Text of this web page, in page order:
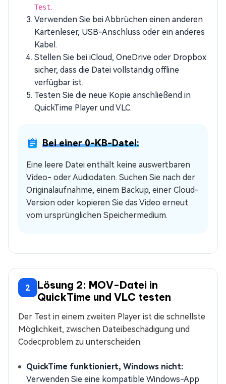
Test.
Verwenden Sie bei Abbrüchen einen anderen
Kartenleser, USB-Anschluss oder ein anderes
Kabel.
Stellen Sie bei iCloud, OneDrive oder Dropbox
sicher, dass die Datei vollständig offline
verfügbar ist.
Testen Sie die neue Kopie anschließend in
QuickTime Player und VLC.
Bei einer 0-KB-Datei:
Eine leere Datei enthält keine auswertbaren
Video- oder Audiodaten. Suchen Sie nach der
Originalaufnahme, einem Backup, einer Cloud-
Version oder kopieren Sie das Video erneut
vom ursprünglichen Speichermedium.
2
Lösung 2: MOV-Datei in
QuickTime und VLC testen
Der Test in einem zweiten Player ist die schnellste
Möglichkeit, zwischen Dateibeschädigung und
Codecproblem zu unterscheiden.
QuickTime funktioniert, Windows nicht:
Verwenden Sie eine kompatible Windows-App